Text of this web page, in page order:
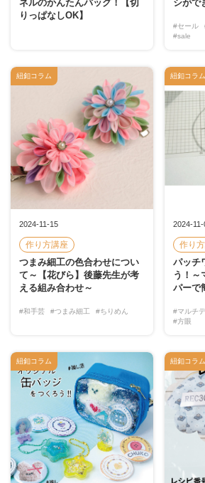
ネルのかんたんバッグ！【切
りっぱなしOK】
シがで
#セール
#sale
2024-11-15
作り方講座
つまみ細工の色合わせについ
て～【花びら】後藤先生が考
える組み合わせ～
#和手芸 #つまみ細工 #ちりめん
紐釦コラム
2024-11-
作り
パッチ
う！～
パーで
#マルチ
#方眼
紐釦コラム
紐釦コラム 紐釦コラム